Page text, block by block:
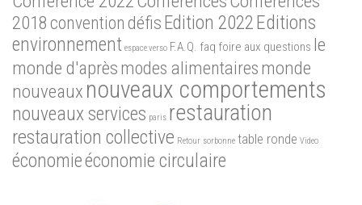
2018 convention défisEdition 2022Editions
environnement espace verso F.A.Q. faq foire aux questions le
monde d'aprèsmodes alimentairesmonde
nouveaux nouveaux comportements
nouveaux services paris restauration
restauration collective Retour sorbonne table ronde Video
économieéconomie circulaire